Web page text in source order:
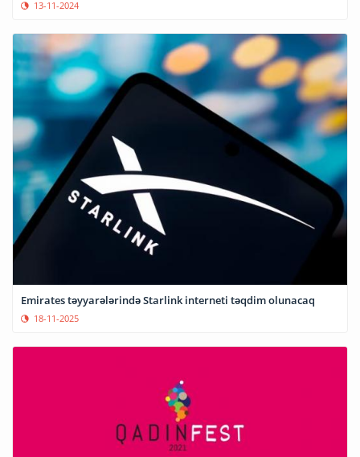
13-11-2024
Emirates təyyarələrində Starlink interneti təqdim olunacaq
18-11-2025